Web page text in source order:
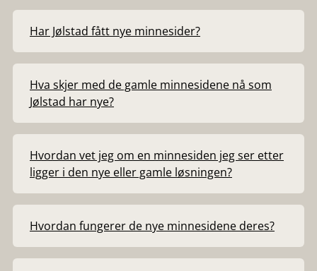
Har Jølstad fått nye minnesider?
Hva skjer med de gamle minnesidene nå som
Jølstad har nye?
Hvordan vet jeg om en minnesiden jeg ser etter
ligger i den nye eller gamle løsningen?
Hvordan fungerer de nye minnesidene deres?